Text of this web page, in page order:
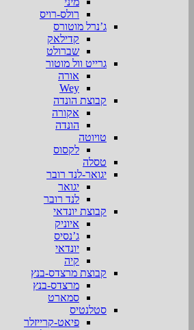
רולס-רויס
ג’נרל מוטורס
קדילאק
שברולט
גרייט וול מוטור
אורה
Wey
קבוצת הונדה
אקורה
הונדה
טויוטה
לקסוס
טסלה
יגואר-לנד רובר
יגואר
לנד רובר
קבוצת יונדאי
איוניק
ג’נסיס
יונדאי
קיה
קבוצת מרצדס-בנץ
מרצדס-בנץ
סמארט
סטלנטיס
פיאט-קרייזלר